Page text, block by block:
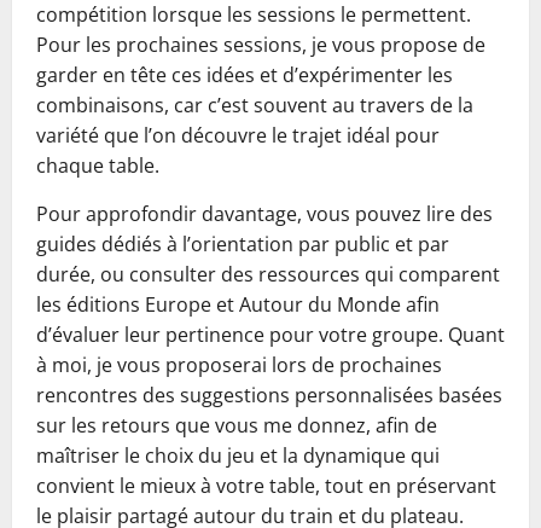
compétition lorsque les sessions le permettent.
Pour les prochaines sessions, je vous propose de
garder en tête ces idées et d’expérimenter les
combinaisons, car c’est souvent au travers de la
variété que l’on découvre le trajet idéal pour
chaque table.
Pour approfondir davantage, vous pouvez lire des
guides dédiés à l’orientation par public et par
durée, ou consulter des ressources qui comparent
les éditions Europe et Autour du Monde afin
d’évaluer leur pertinence pour votre groupe. Quant
à moi, je vous proposerai lors de prochaines
rencontres des suggestions personnalisées basées
sur les retours que vous me donnez, afin de
maîtriser le choix du jeu et la dynamique qui
convient le mieux à votre table, tout en préservant
le plaisir partagé autour du train et du plateau.